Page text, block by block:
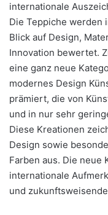
internationale
Die Teppiche werden
Blick auf Design,
Innovation bewertet.
eine ganz neue
modernes Design
prämiert, die von
und in nur sehr
Diese Kreationen
Design sowie
Farben aus. Die neue
internationale
und